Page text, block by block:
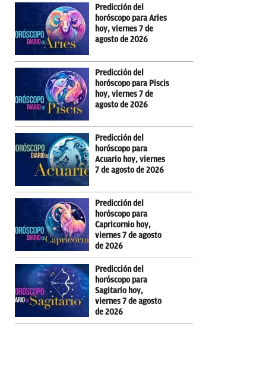
Predicción del
horóscopo para Aries
hoy, viernes 7 de
agosto de 2026
Predicción del
horóscopo para Piscis
hoy, viernes 7 de
agosto de 2026
Predicción del
horóscopo para
Acuario hoy, viernes
7 de agosto de 2026
Predicción del
horóscopo para
Capricornio hoy,
viernes 7 de agosto
de 2026
Predicción del
horóscopo para
Sagitario hoy,
viernes 7 de agosto
de 2026